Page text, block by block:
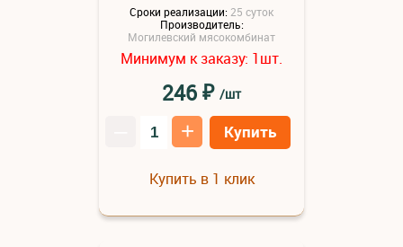
Сроки реализации: 25 суток
Производитель:
Могилевский мясокомбинат
Минимум к заказу: 1шт.
246₽ /шт
+ Купить
Купить в 1 клик